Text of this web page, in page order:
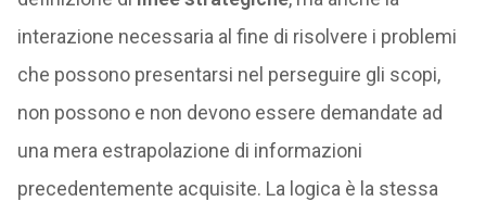
interazione necessaria al fine di risolvere i problemi
che possono presentarsi nel perseguire gli scopi,
non possono e non devono essere demandate ad
una mera estrapolazione di informazioni
precedentemente acquisite. La logica è la stessa